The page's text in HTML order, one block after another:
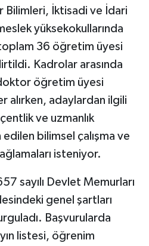
Bilimleri, İktisadi ve İdari
yüksekokullarında
36 öğretim üyesi
Kadrolar arasında
öğretim üyesi
alırken, adaylardan ilgili
ve uzmanlık
edilen bilimsel çalışma ve
isteniyor.
sayılı Devlet Memurları
genel şartları
Başvurularda
listesi, öğrenim